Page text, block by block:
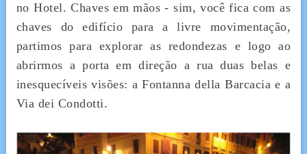
no Hotel. Chaves em mãos - sim, você fica com as
chaves do edifício para a livre movimentação,
partimos para explorar as redondezas e logo ao
abrirmos a porta em direção a rua duas belas e
inesquecíveis visões: a Fontanna della Barcacia e a
Via dei Condotti.